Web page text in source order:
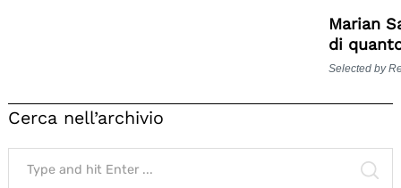
Marian
di
Selected by
Cerca nell’archivio
Search
for: